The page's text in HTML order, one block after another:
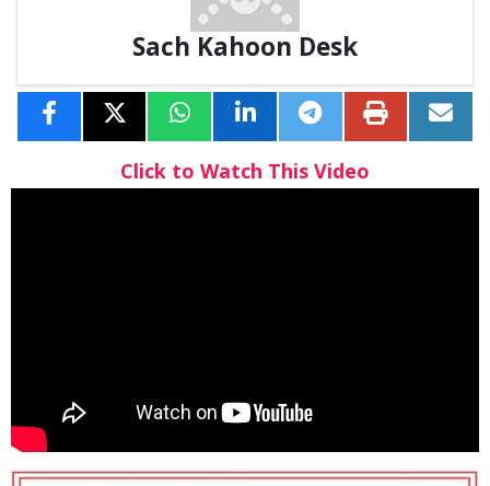
Sach Kahoon Desk
Click to Watch This Video